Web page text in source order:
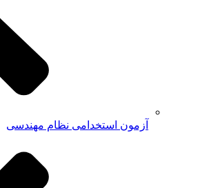
آزمون استخدامی نظام مهندسی